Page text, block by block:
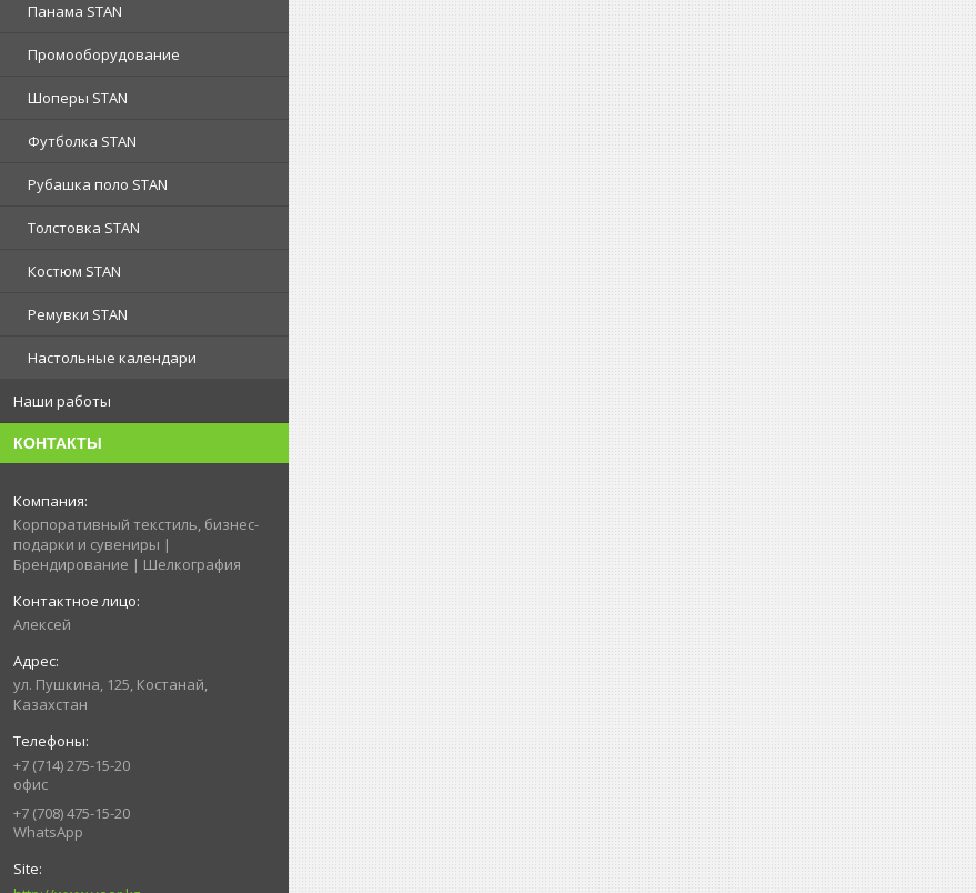
Панама STAN
Промооборудование
Шоперы STAN
Футболка STAN
Рубашка поло STAN
Толстовка STAN
Костюм STAN
Ремувки STAN
Настольные календари
Наши работы
КОНТАКТЫ
Корпоративный текстиль, бизнес-
подарки и сувениры |
Брендирование | Шелкография
Алексей
ул. Пушкина, 125, Костанай,
Казахстан
+7 (714) 275-15-20
офис
+7 (708) 475-15-20
WhatsApp